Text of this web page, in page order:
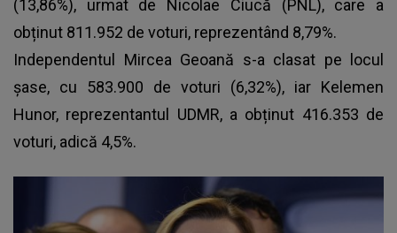
(13,86%), urmat de Nicolae Ciucă (PNL), care a
obținut 811.952 de voturi, reprezentând 8,79%.
Independentul Mircea Geoană s-a clasat pe locul
șase, cu 583.900 de voturi (6,32%), iar Kelemen
Hunor, reprezentantul UDMR, a obținut 416.353 de
voturi, adică 4,5%.